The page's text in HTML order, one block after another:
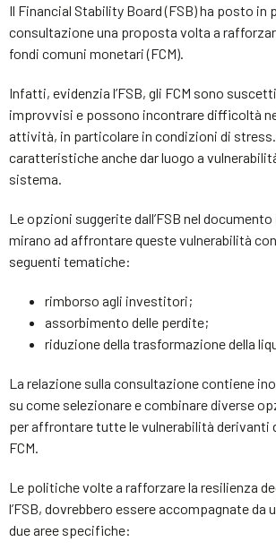
Il Financial Stability Board (FSB) ha posto in
consultazione una proposta volta a
fondi comuni monetari (FCM).
Infatti, evidenzia l’FSB, gli FCM sono
improvvisi e possono incontrare difficoltà
attività, in particolare in condizioni di
caratteristiche anche dar luogo a
sistema.
Le opzioni suggerite dall’FSB nel
mirano ad affrontare queste vulnerabilità
seguenti tematiche:
rimborso agli investitori;
assorbimento delle perdite;
riduzione della trasformazione della
La relazione sulla consultazione contiene
su come selezionare e combinare diverse
per affrontare tutte le vulnerabilità derivanti
FCM.
Le politiche volte a rafforzare la resilienza
l’FSB, dovrebbero essere accompagnate da
due aree specifiche: